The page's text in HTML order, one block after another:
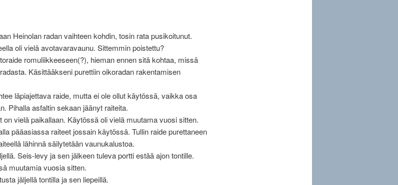
Heinolan radan vaihteen kohdin, tosin rata pusikoitunut.
oli vielä avotavaravaunu. Sittemmin poistettu?
romuliikkeeseen(?), hieman ennen sitä kohtaa, missä
Käsittääkseni purettiin oikoradan rakentamisen
läpiajettava raide, mutta ei ole ollut käytössä, vaikka osa
Pihalla asfaltin sekaan jäänyt raiteita.
on vielä paikallaan. Käytössä oli vielä muutama vuosi sitten.
pääasiassa raiteet jossain käytössä. Tullin raide purettaneen
lähinnä säilytetään vaunukalustoa.
Seis-levy ja sen jälkeen tuleva portti estää ajon tontille.
muutamia vuosia sitten.
jäljellä tontilla ja sen liepeillä.